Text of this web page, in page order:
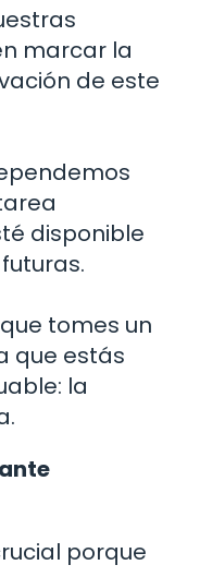
marcar la
de este
disponible
tomes un
que estás
la
porque